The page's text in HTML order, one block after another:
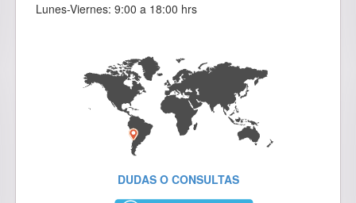
Lunes-Viernes: 9:00 a 18:00 hrs
DUDAS O CONSULTAS